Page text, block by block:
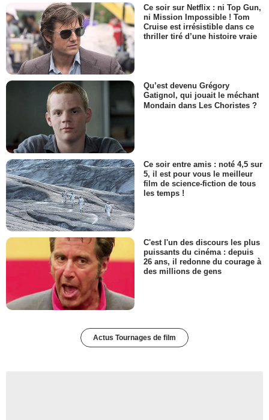
Ce soir sur Netflix : ni Top Gun,
ni Mission Impossible ! Tom
Cruise est irrésistible dans ce
thriller tiré d’une histoire vraie
Qu’est devenu Grégory
Gatignol, qui jouait le méchant
Mondain dans Les Choristes ?
Ce soir entre amis : noté 4,5 sur
5, il est pour vous le meilleur
film de science-fiction de tous
les temps !
C'est l'un des discours les plus
puissants du cinéma : depuis
26 ans, il redonne du courage à
des millions de gens
Actus Tournages de film